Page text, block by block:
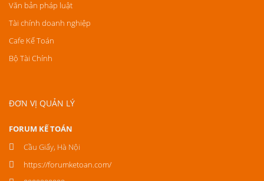
Văn bản pháp luật
Tài chính doanh nghiệp
Cafe Kế Toán
Bộ Tài Chính
ĐƠN VỊ QUẢN LÝ
FORUM KẾ TOÁN
Cầu Giấy, Hà Nội
https://forumketoan.com/